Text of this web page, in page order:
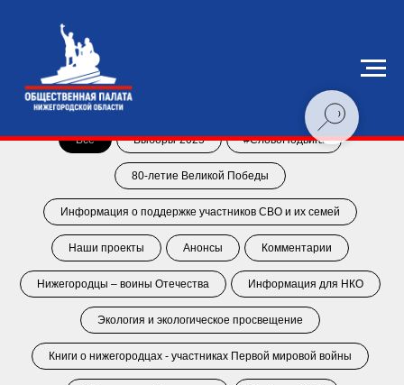
Все Выборы-2025 #СловоПодвига
80-летие Великой Победы
Информация о поддержке участников СВО и их семей
Наши проекты Анонсы Комментарии
Нижегородцы – воины Отечества Информация для НКО
Экология и экологическое просвещение
Книги о нижегородцах - участниках Первой мировой войны